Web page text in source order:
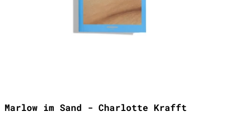
Marlow im Sand - Charlotte Krafft